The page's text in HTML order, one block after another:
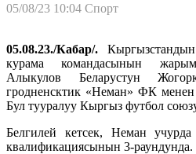
05/08/23 10:04 Спорт
05.08.23./Кабар/.
курама командасынын
Алыкулов Беларустун
гродненсктик «Неман» ФК
Бул тууралуу Кыргыз футбол
Белгилей кетсек, Неман
квалификациясынын 3-раундунда.